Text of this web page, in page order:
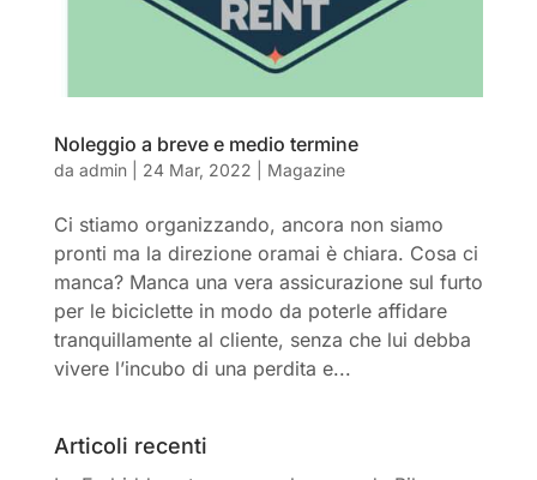
Noleggio a breve e medio termine
da admin| 24 Mar, 2022 Magazine
Ci stiamo organizzando, ancora non siamo
pronti ma la direzione oramai è chiara. Cosa ci
manca? Manca una vera assicurazione sul furto
per le biciclette in modo da poterle affidare
tranquillamente al cliente, senza che lui debba
vivere l’incubo di una perdita e...
Articoli recenti